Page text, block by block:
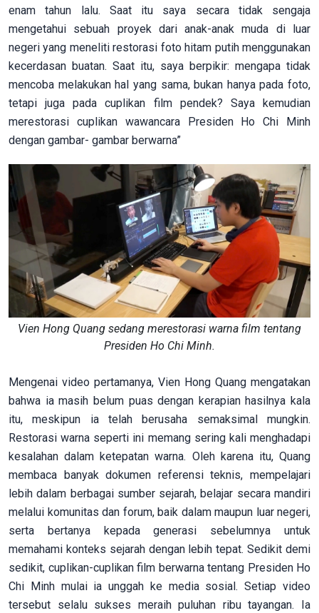
enam tahun lalu. Saat itu saya secara tidak sengaja
mengetahui sebuah proyek dari anak-anak muda di luar
negeri yang meneliti restorasi foto hitam putih menggunakan
kecerdasan buatan. Saat itu, saya berpikir: mengapa tidak
mencoba melakukan hal yang sama, bukan hanya pada foto,
tetapi juga pada cuplikan film pendek? Saya kemudian
merestorasi cuplikan wawancara Presiden Ho Chi Minh
dengan gambar- gambar berwarna”
Vien Hong Quang sedang merestorasi warna film tentang
Presiden Ho Chi Minh.
Mengenai video pertamanya, Vien Hong Quang mengatakan
bahwa ia masih belum puas dengan kerapian hasilnya kala
itu, meskipun ia telah berusaha semaksimal mungkin.
Restorasi warna seperti ini memang sering kali menghadapi
kesalahan dalam ketepatan warna. Oleh karena itu, Quang
membaca banyak dokumen referensi teknis, mempelajari
lebih dalam berbagai sumber sejarah, belajar secara mandiri
melalui komunitas dan forum, baik dalam maupun luar negeri,
serta bertanya kepada generasi sebelumnya untuk
memahami konteks sejarah dengan lebih tepat. Sedikit demi
sedikit, cuplikan-cuplikan film berwarna tentang Presiden Ho
Chi Minh mulai ia unggah ke media sosial. Setiap video
tersebut selalu sukses meraih puluhan ribu tayangan. Ia